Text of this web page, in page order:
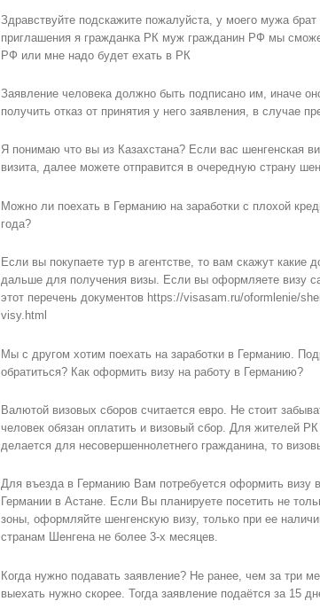
Здравствуйте подскажите пожалуйста, у моего мужа
приглашения я гражданка РК муж гражданин РФ мы
РФ или мне надо будет ехать в РК
Заявление человека должно быть подписано им, иначе
получить отказ от принятия у него заявления, в случае
Я понимаю что вы из Казахстана? Если вас шенгенская
визита, далее можете отправится в очередную страну
Можно ли поехать в Германию на заработки с плохой
года?
Если вы покупаете тур в агентстве, то вам скажут какие
дальше для получения визы. Если вы оформляете визу
этот перечень документов https://visasam.ru/oformlenie/
visy.html
Мы с другом хотим поехать на заработки в Германию.
обратиться? Как оформить визу на работу в Германию?
Валютой визовых сборов считается евро. Не стоит
человек обязан оплатить и визовый сбор. Для жителей
делается для несовершеннолетнего гражданина, то
Для въезда в Германию Вам потребуется оформить визу
Германии в Астане. Если Вы планируете посетить не
зоны, оформляйте шенгенскую визу, только при ее
странам Шенгена не более 3-х месяцев.
Когда нужно подавать заявление? Не ранее, чем за три
выехать нужно скорее. Тогда заявление подаётся за 15